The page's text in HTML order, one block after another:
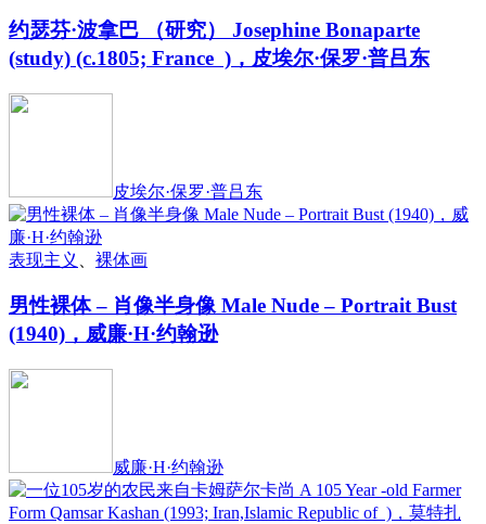
约瑟芬·波拿巴 （研究） Josephine Bonaparte
(study) (c.1805; France )，皮埃尔·保罗·普吕东
皮埃尔·保罗·普吕东
表现主义 裸体画
男性裸体 – 肖像半身像 Male Nude – Portrait Bust
(1940)，威廉·H·约翰逊
威廉·H·约翰逊